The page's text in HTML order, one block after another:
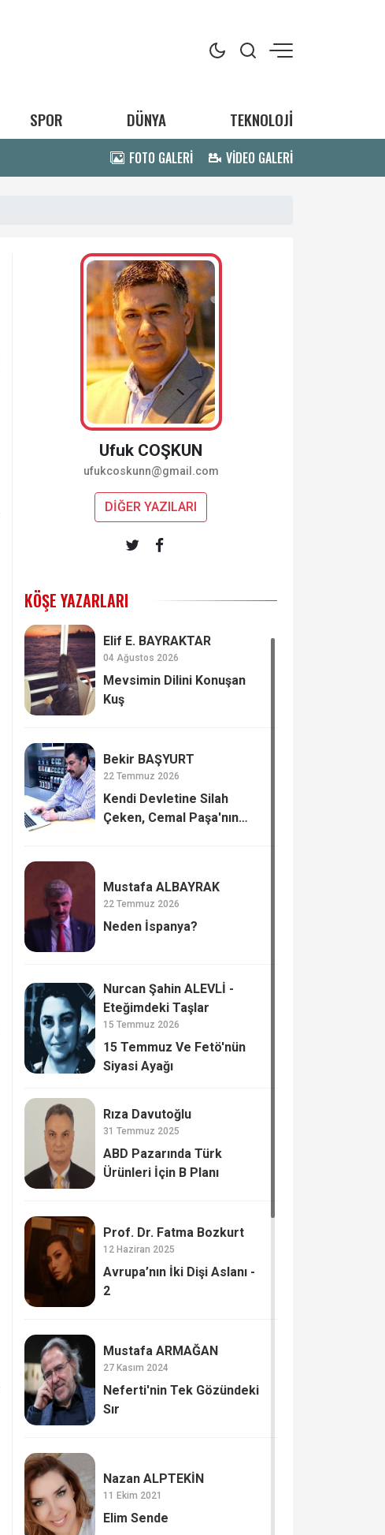
SPOR DÜNYA TEKNOLOJİ
FOTO GALERİ VİDEO GALERİ
Ufuk COŞKUN
ufukcoskunn@gmail.com
DİĞER YAZILARI
KÖŞE YAZARLARI
Elif E. BAYRAKTAR
04 Ağustos 2026
Mevsimin Dilini Konuşan
Kuş
Bekir BAŞYURT
22 Temmuz 2026
Kendi Devletine Silah
Çeken, Cemal Paşa'nın
Mustafa ALBAYRAK
22 Temmuz 2026
Neden İspanya?
Nurcan Şahin ALEVLİ -
Eteğimdeki Taşlar
15 Temmuz 2026
15 Temmuz Ve Fetö'nün
Siyasi Ayağı
Rıza Davutoğlu
31 Temmuz 2025
ABD Pazarında Türk
Ürünleri İçin B Planı
Prof. Dr. Fatma Bozkurt
12 Haziran 2025
Avrupa’nın İki Dişi Aslanı -
2
Mustafa ARMAĞAN
27 Kasım 2024
Neferti'nin Tek Gözündeki
Sır
Nazan ALPTEKİN
11 Ekim 2021
Elim Sende